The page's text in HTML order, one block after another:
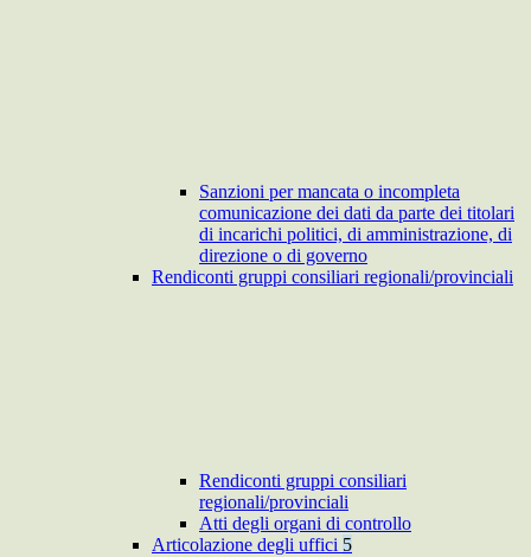
Sanzioni per mancata o incompleta
comunicazione dei dati da parte dei titolari
di incarichi politici, di amministrazione, di
direzione o di governo
Rendiconti gruppi consiliari regionali/provinciali
Rendiconti gruppi consiliari
regionali/provinciali
Atti degli organi di controllo
Articolazione degli uffici 5